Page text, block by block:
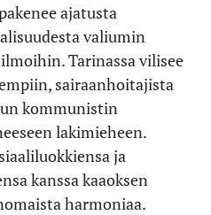
ajatusta
valiumin
Tarinassa vilisee
sairaanhoitajista
kommunistin
lakimieheen.
ja
kanssa kaaoksen
harmoniaa.